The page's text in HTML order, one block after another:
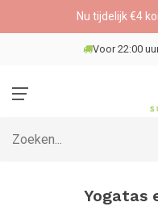
Nu tijdelijk €4
Voor 22:00
Yogatas